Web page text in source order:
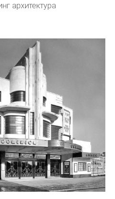
архитектура